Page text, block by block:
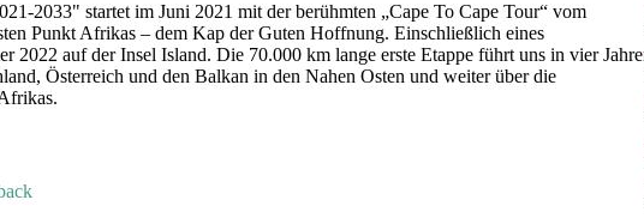
2033" startet im Juni 2021 mit der berühmten „Cape To Cape Tour“ vom
Punkt Afrikas – dem Kap der Guten Hoffnung. Einschließlich eines
2022 auf der Insel Island. Die 70.000 km lange erste Etappe führt uns in vier
Österreich und den Balkan in den Nahen Osten und weiter über die